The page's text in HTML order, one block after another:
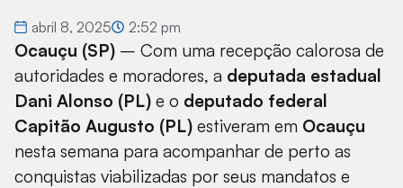
abril 8, 2025 2:52 pm
Ocauçu (SP) – Com uma recepção calorosa de
autoridades e moradores, a deputada estadual
Dani Alonso (PL) e o deputado federal
Capitão Augusto (PL) estiveram em Ocauçu
nesta semana para acompanhar de perto as
conquistas viabilizadas por seus mandatos e